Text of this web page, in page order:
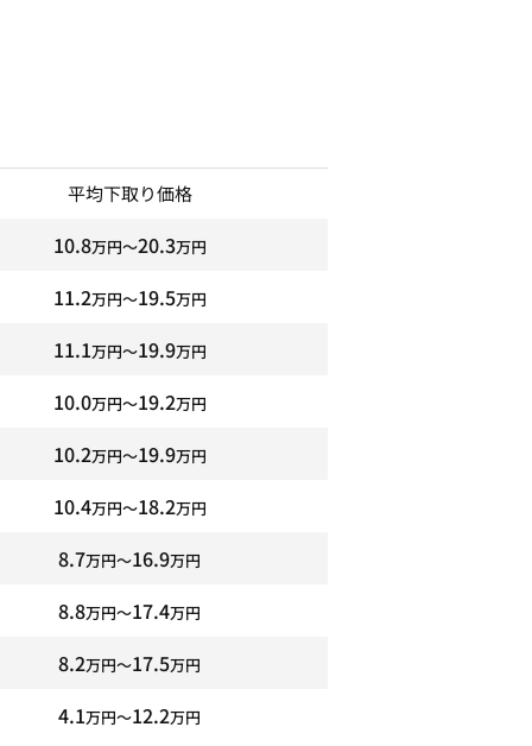
平均下取り価格
10.8万円〜20.3万円
11.2万円〜19.5万円
11.1万円〜19.9万円
10.0万円〜19.2万円
10.2万円〜19.9万円
10.4万円〜18.2万円
8.7万円〜16.9万円
8.8万円〜17.4万円
8.2万円〜17.5万円
4.1万円〜12.2万円